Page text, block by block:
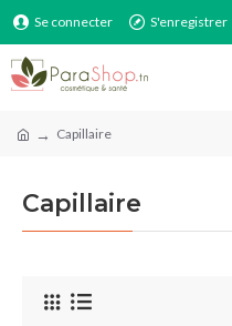
Se connecter S'enregistrer
Capillaire
Capillaire